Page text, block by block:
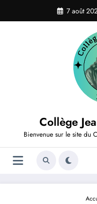
contenu
7 août
Collège
Bienvenue sur le site du